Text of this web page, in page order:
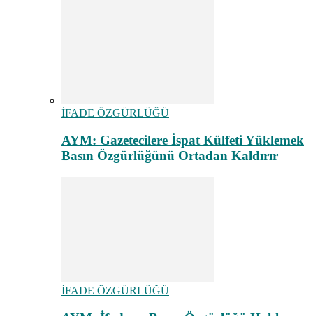
İFADE ÖZGÜRLÜĞÜ
AYM: Gazetecilere İspat Külfeti Yüklemek
Basın Özgürlüğünü Ortadan Kaldırır
İFADE ÖZGÜRLÜĞÜ